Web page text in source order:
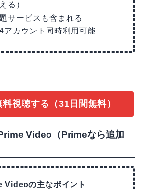
る）
サービスも含まれる
アカウント同時利用可能
視聴する（31日間無料）
Video（Primeなら追加
の主なポイント